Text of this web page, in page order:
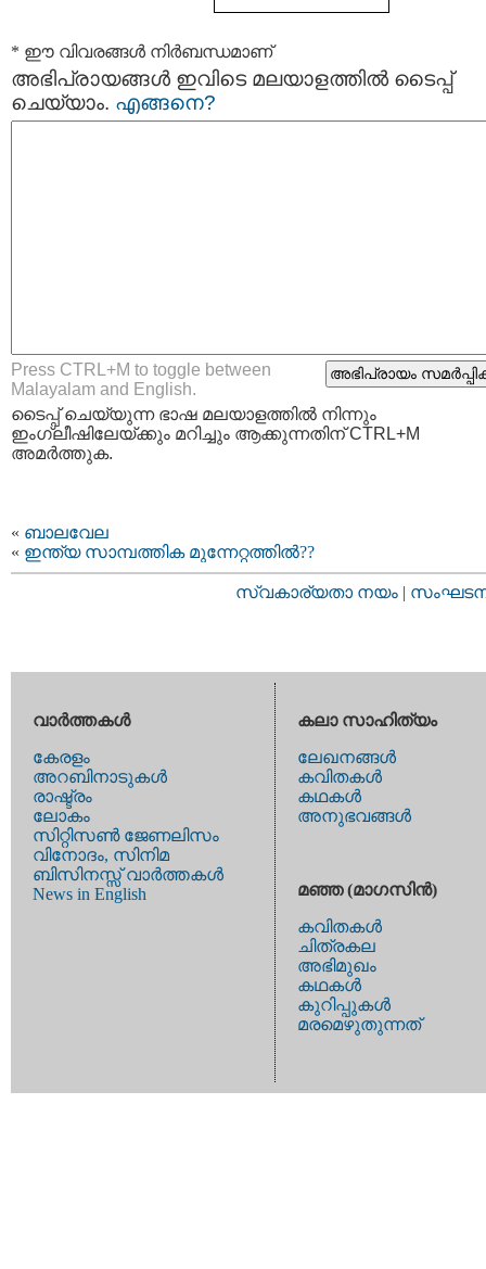
* ഈ വിവരങ്ങള്‍ നിര്‍ബന്ധമാണ്
അഭിപ്രായങ്ങള്‍ ഇവിടെ മലയാളത്തില്‍ ടൈപ്പ്
ചെയ്യാം. എങ്ങനെ?
Press CTRL+M to toggle between
Malayalam and English.
ടൈപ്പ്‌ ചെയ്യുന്ന ഭാഷ മലയാളത്തില്‍ നിന്നും
ഇംഗ്ലീഷിലേയ്ക്കും മറിച്ചും ആക്കുന്നതിന് CTRL+M
അമര്‍ത്തുക.
« ബാലവേല
« ഇന്ത്യ സാമ്പത്തിക മുന്നേറ്റത്തില്‍??
സ്വകാര്യതാ നയം |
വാര്‍ത്തകള്‍
കേരളം
അറബിനാടുകള്‍
രാഷ്ട്രം
ലോകം
സിറ്റിസണ്‍ ജേണലിസം
വിനോദം, സിനിമ
ബിസിനസ്സ് വാര്‍ത്തകള്‍
News in English
കലാ സാഹിത്യം
ലേഖനങ്ങള്‍
കവിതകള്‍
കഥകള്‍
അനുഭവങ്ങള്‍
മഞ്ഞ (മാഗസിന്‍)
കവിതകള്‍
ചിത്രകല
അഭിമുഖം
കഥകള്‍
കുറിപ്പുകള്‍
മരമെഴുതുന്നത്